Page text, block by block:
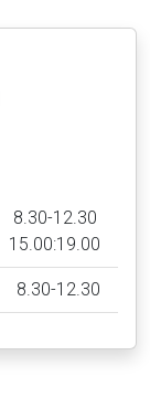
8.30-12.30
15.00:19.00
8.30-12.30